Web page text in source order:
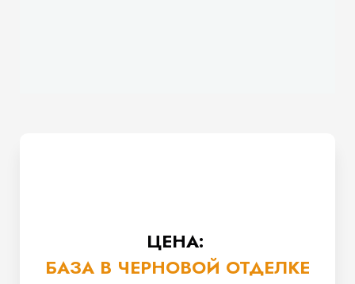
ЦЕНА:
БАЗА В ЧЕРНОВОЙ ОТДЕЛКЕ